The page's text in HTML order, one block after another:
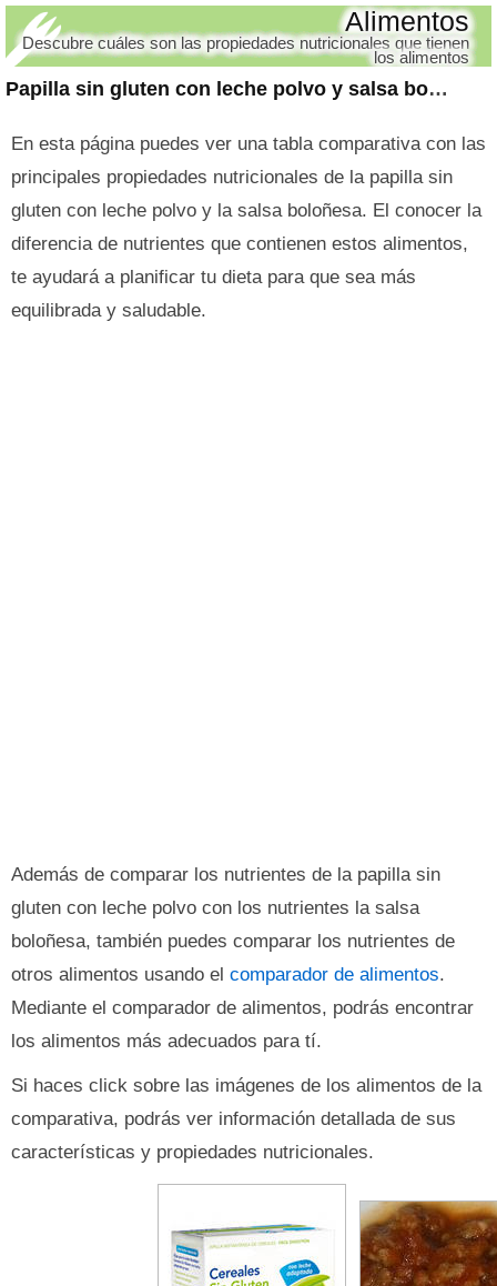
Papilla sin gluten con leche polvo y salsa boloñesa
Alimentos
Descubre cuáles son las propiedades nutricionales que tienen
los alimentos
En esta página puedes ver una tabla comparativa con las
principales propiedades nutricionales de la papilla sin
gluten con leche polvo y la salsa boloñesa. El conocer la
diferencia de nutrientes que contienen estos alimentos,
te ayudará a planificar tu dieta para que sea más
equilibrada y saludable.
Además de comparar los nutrientes de la papilla sin
gluten con leche polvo con los nutrientes la salsa
boloñesa, también puedes comparar los nutrientes de
otros alimentos usando el comparador de alimentos.
Mediante el comparador de alimentos, podrás encontrar
los alimentos más adecuados para tí.
Si haces click sobre las imágenes de los alimentos de la
comparativa, podrás ver información detallada de sus
características y propiedades nutricionales.